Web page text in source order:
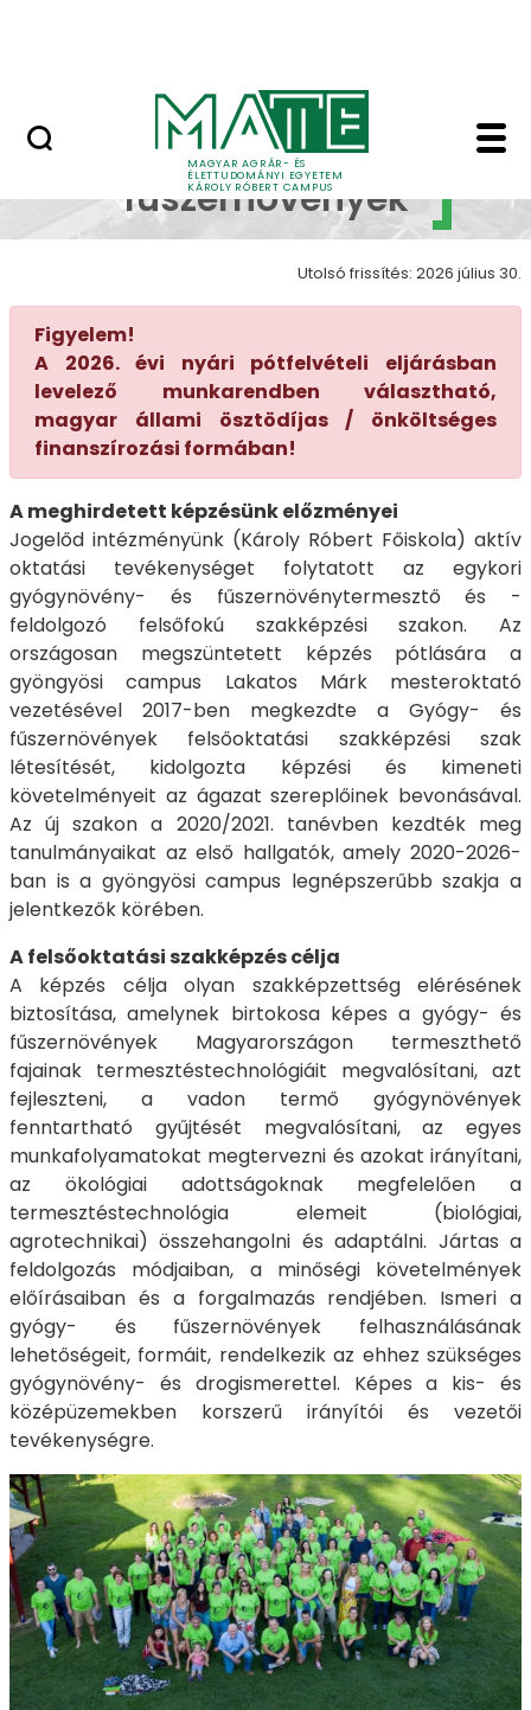
MAGYAR AGRÁR- ÉS
ÉLETTUDOMÁNYI EGYETEM
KÁROLY RÓBERT CAMPUS
Gyógy- ésGyógy- és
fűszernövények
Utolsó frissítés: 2026 július 30.
Figyelem!
A 2026. évi nyári pótfelvételi eljárásban
levelező munkarendben választható,
magyar állami ösztödíjas / önköltséges
finanszírozási formában!
A meghirdetett képzésünk előzményei
Jogelőd intézményünk (Károly Róbert Főiskola) aktív
oktatási tevékenységet folytatott az egykori
gyógynövény- és fűszernövénytermesztő és -
feldolgozó felsőfokú szakképzési szakon. Az
országosan megszüntetett képzés pótlására a
gyöngyösi campus Lakatos Márk mesteroktató
vezetésével 2017-ben megkezdte a Gyógy- és
fűszernövények felsőoktatási szakképzési szak
létesítését, kidolgozta képzési és kimeneti
követelményeit az ágazat szereplőinek bevonásával.
Az új szakon a 2020/2021. tanévben kezdték meg
tanulmányaikat az első hallgatók, amely 2020-2026-
ban is a gyöngyösi campus legnépszerűbb szakja a
jelentkezők körében.
A felsőoktatási szakképzés célja
A képzés célja olyan szakképzettség elérésének
biztosítása, amelynek birtokosa képes a gyógy- és
fűszernövények Magyarországon termeszthető
fajainak termesztéstechnológiáit megvalósítani, azt
fejleszteni, a vadon termő gyógynövények
fenntartható gyűjtését megvalósítani, az egyes
munkafolyamatokat megtervezni és azokat irányítani,
az ökológiai adottságoknak megfelelően a
termesztéstechnológia elemeit (biológiai,
agrotechnikai) összehangolni és adaptálni. Jártas a
feldolgozás módjaiban, a minőségi követelmények
előírásaiban és a forgalmazás rendjében. Ismeri a
gyógy- és fűszernövények felhasználásának
lehetőségeit, formáit, rendelkezik az ehhez szükséges
gyógynövény- és drogismerettel. Képes a kis- és
középüzemekben korszerű irányítói és vezetői
tevékenységre.